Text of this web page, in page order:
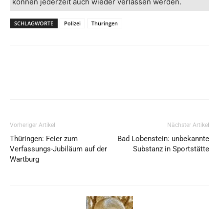
können jederzeit auch wieder verlassen werden.
SCHLAGWORTE Polizei Thüringen
Vorheriger Artikel
Thüringen: Feier zum
Verfassungs-Jubiläum auf der
Wartburg
Nächster Artikel
Bad Lobenstein: unbekannte
Substanz in Sportstätte